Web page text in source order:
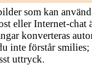
som kan
eller Internet-
konverteras
inte förstår
uttryck.